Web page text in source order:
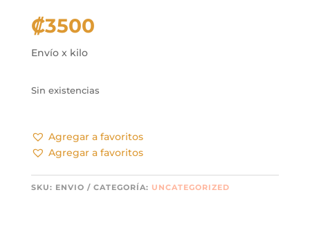
₡3500
Envío x kilo
Sin existencias
Agregar a favoritos
Agregar a favoritos
SKU: ENVIO CATEGORÍA: UNCATEGORIZED